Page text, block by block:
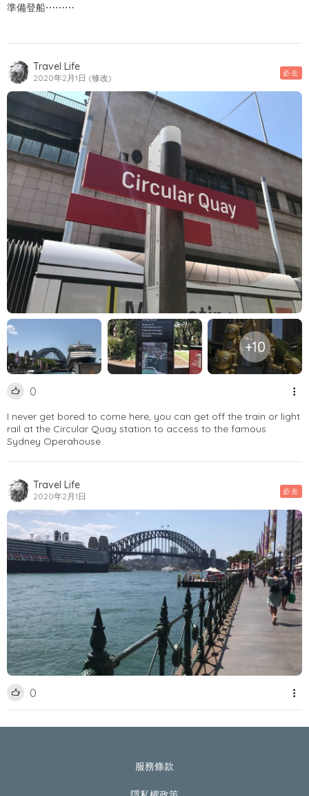
準備登船⋯⋯⋯
Travel Life
2020年2月1日 (修改) 必去
+10
0
I never get bored to come here, you can get off the train or light
rail at the Circular Quay station to access to the famous
Sydney Operahouse.
Travel Life
2020年2月1日 必去
0
服務條款